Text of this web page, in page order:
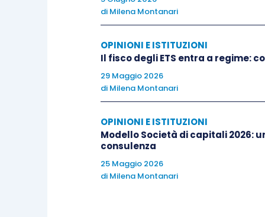
aree di giudizio più critiche,
sull’attività professionale.
campo e necessita di
ilMaster Revisione Legale
trasferire non soltanto il
Un’iniziativa rivolta sia ai
desidera consolidare e
La convinzione che guida entrambe le
di Milena Montanari
OPINIONI E ISTITUZIONI
Il fisco degli ETS entra a regime:
29 Maggio 2026
di Milena Montanari
OPINIONI E ISTITUZIONI
Modello Società di capitali 2026:
consulenza
25 Maggio 2026
di Milena Montanari